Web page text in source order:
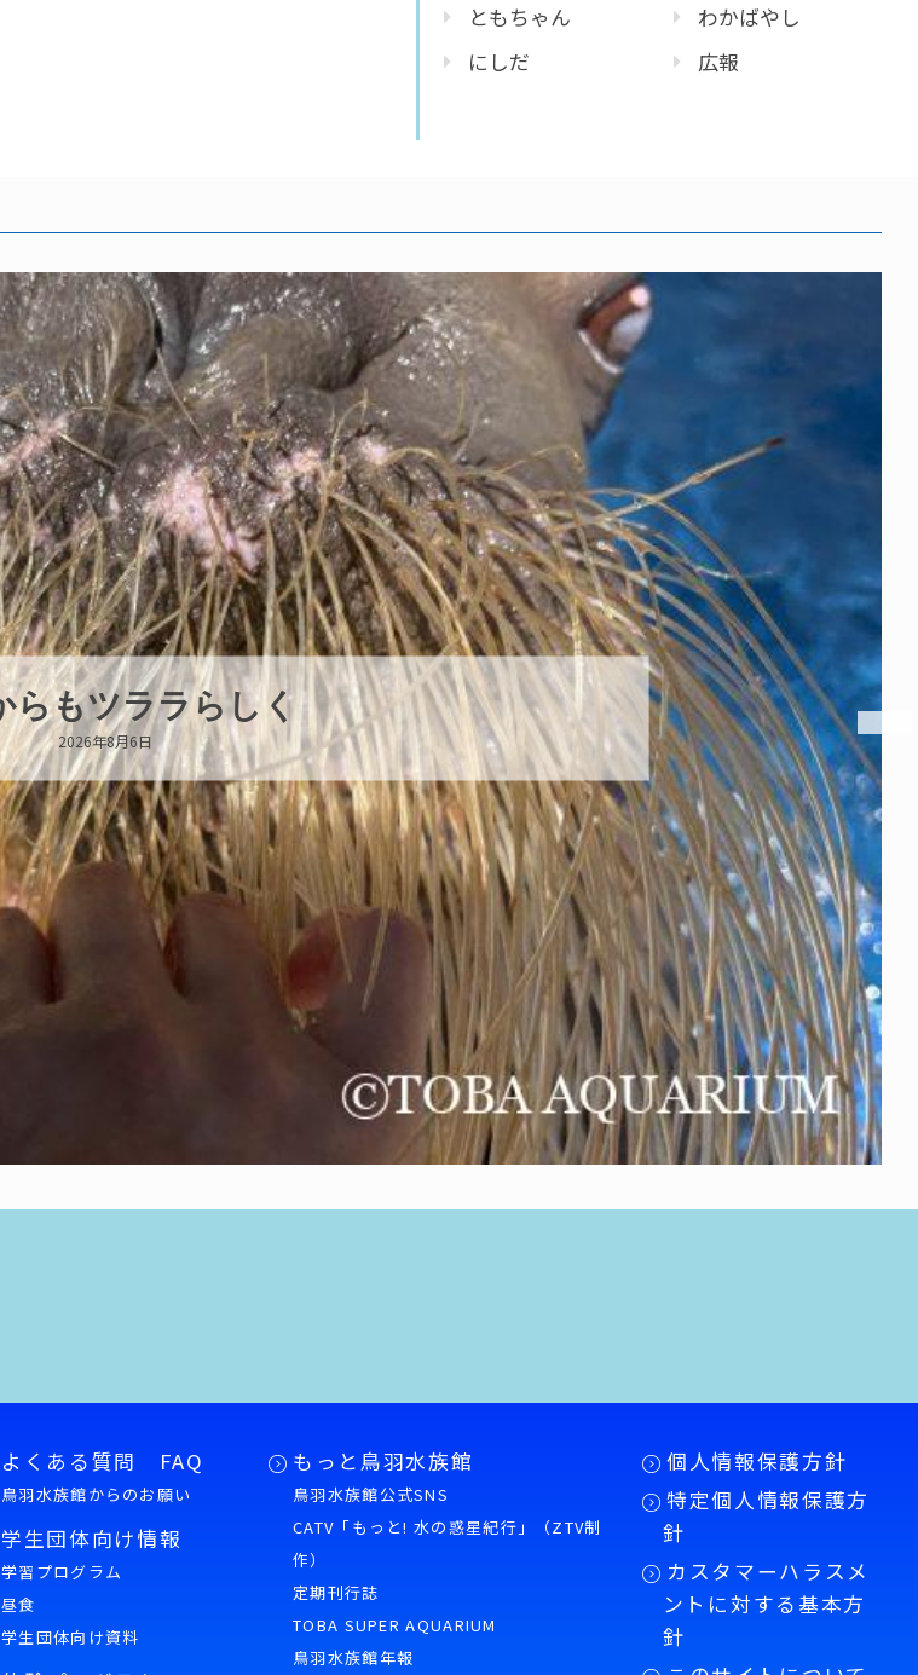
ともちゃん
にしだ
わかばやし
広報
ハロー’s Birthday!!!
2026年8月6日
よくある質問 FAQ
鳥羽水族館からのお願い
学生団体向け情報
学習プログラム
昼食
学生団体向け資料
もっと鳥羽水族館
鳥羽水族館公式SNS
CATV「もっと! 水の惑星紀行」（ZTV制
作）
定期刊行誌
TOBA SUPER AQUARIUM
鳥羽水族館年報
個人情報保護方針
特定個人情報保護方
針
カスタマーハラスメ
ントに対する基本方
針